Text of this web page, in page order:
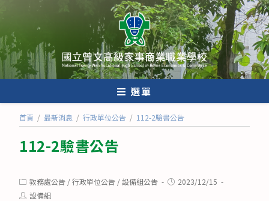
轉
至
主
要
內
選單
首頁 / 最新消息 / 行政單位公告 / 112-2驗書公告
112-2驗書公告
Post
category:
教務處公告 /行政單位公告 /設備組公告
Post2023/12/15
Post設備組